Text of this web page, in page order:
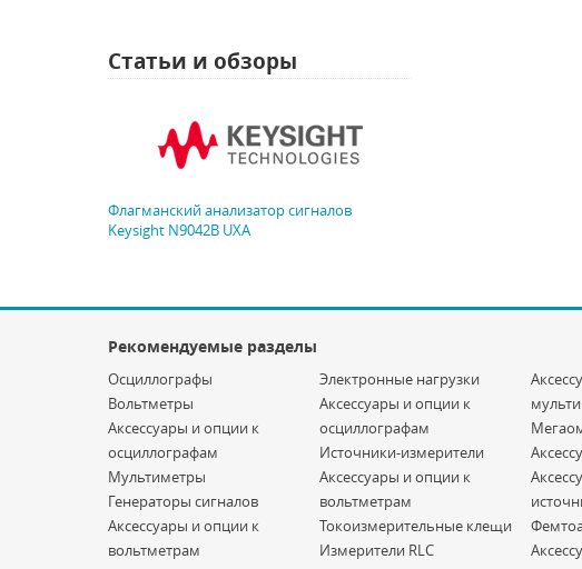
Статьи и обзоры
Флагманский анализатор сигналов
Keysight N9042B UXA
Рекомендуемые разделы
Осциллографы
Вольтметры
Аксессуары и опции к
осциллографам
Мультиметры
Генераторы сигналов
Аксессуары и опции к
вольтметрам
Электронные нагрузки
Аксессуары и опции к
осциллографам
Источники-измерители
Аксессуары и опции к
вольтметрам
Токоизмерительные клещи
Измерители RLC